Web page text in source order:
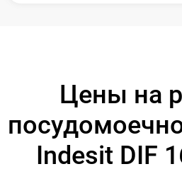
Цены на
Indesit DIF